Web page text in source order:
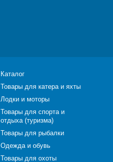
Каталог
Товары для катера и яхты
Лодки и моторы
Товары для спорта и
отдыха (туризма)
Товары для рыбалки
Одежда и обувь
Товары для охоты